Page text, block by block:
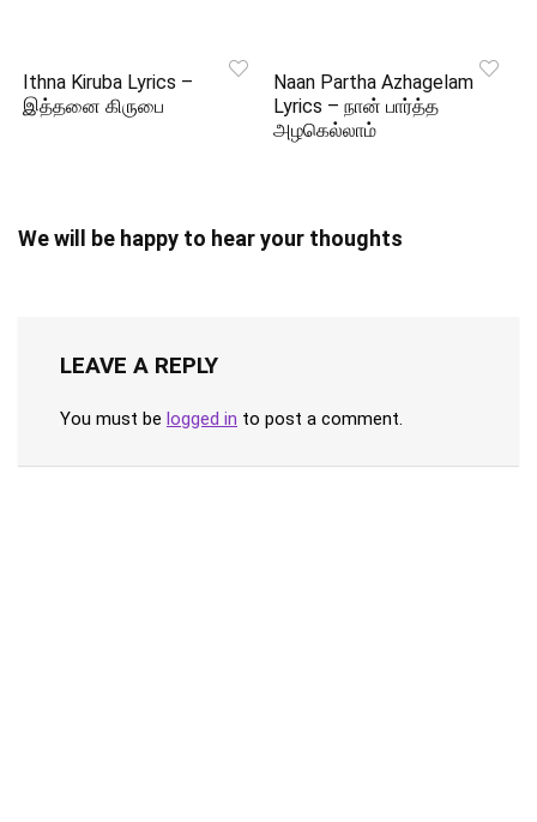
Ithna Kiruba Lyrics –
இத்தனை கிருபை
Naan Partha Azhagelam
Lyrics – நான் பார்த்த
அழகெல்லாம்
We will be happy to hear your thoughts
LEAVE A REPLY
You must be logged in to post a comment.